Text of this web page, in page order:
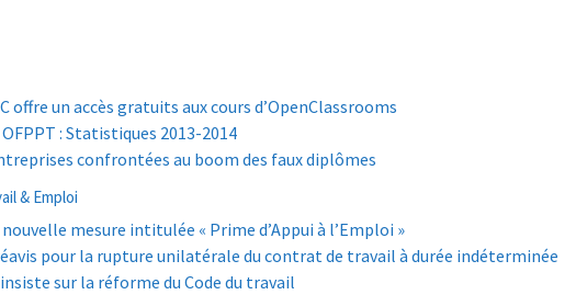
offre un accès gratuits aux cours d’OpenClassrooms
: Statistiques 2013-2014
confrontées au boom des faux diplômes
& Emploi
mesure intitulée « Prime d’Appui à l’Emploi »
pour la rupture unilatérale du contrat de travail à durée indéterminée
sur la réforme du Code du travail